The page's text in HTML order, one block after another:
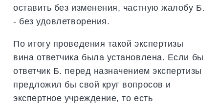
оставить без изменения, частную жалобу Б.
- без удовлетворения.
По итогу проведения такой экспертизы
вина ответчика была установлена. Если бы
ответчик Б. перед назначением экспертизы
предложил бы свой круг вопросов и
экспертное учреждение, то есть